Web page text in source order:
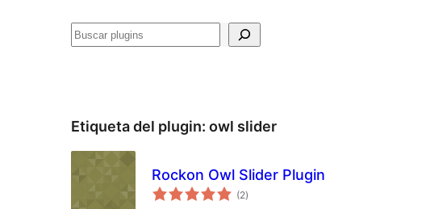
Buscar
Etiqueta del plugin: owl slider
Rockon Owl Slider Plugin
(2total
de
)